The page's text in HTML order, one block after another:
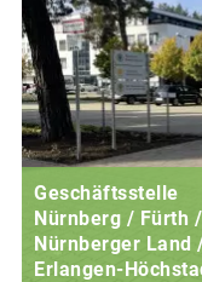
Geschäftsstelle
Nürnberg / Fürth /
Nürnberger Land
Erlangen-